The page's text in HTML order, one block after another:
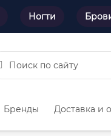
Ногти
Бренды Доставка и